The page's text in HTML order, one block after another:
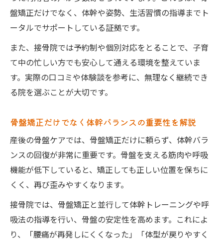
盤矯正だけでなく、体幹や姿勢、生活習慣の指導までト
ータルでサポートしている証拠です。
また、接骨院では予約制や個別対応をとることで、子育
て中の忙しい方でも安心して通える環境を整えていま
す。実際の口コミや体験談を参考に、無理なく継続でき
る院を選ぶことが大切です。
骨盤矯正だけでなく体幹バランスの重要性を解説
産後の骨盤ケアでは、骨盤矯正だけに頼らず、体幹バラ
ンスの回復が非常に重要です。骨盤を支える筋肉や呼吸
機能が低下していると、矯正しても正しい位置を保ちに
くく、再び歪みやすくなります。
接骨院では、骨盤矯正と並行して体幹トレーニングや呼
吸法の指導を行い、骨盤の安定性を高めます。これによ
り、「腰痛が再発しにくくなった」「体型が戻りやすく